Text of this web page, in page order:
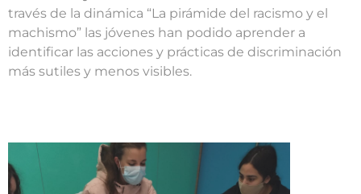
través de la dinámica “La pirámide del racismo y el
machismo” las jóvenes han podido aprender a
identificar las acciones y prácticas de discriminación
más sutiles y menos visibles.